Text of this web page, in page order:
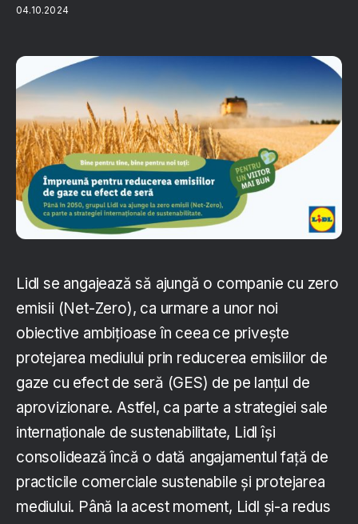
04.10.2024
Lidl se angajează să ajungă o companie cu zero
emisii (Net-Zero), ca urmare a unor noi
obiective ambițioase în ceea ce privește
protejarea mediului prin reducerea emisiilor de
gaze cu efect de seră (GES) de pe lanțul de
aprovizionare. Astfel, ca parte a strategiei sale
internaționale de sustenabilitate, Lidl își
consolidează încă o dată angajamentul față de
practicile comerciale sustenabile și protejarea
mediului. Până la acest moment, Lidl și-a redus